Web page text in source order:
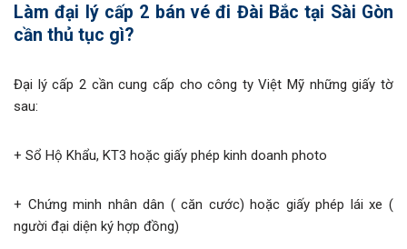
Làm đại lý cấp 2 bán vé đi Đài Bắc tại Sài Gòn
cần thủ tục gì?
Đại lý cấp 2 cần cung cấp cho công ty Việt Mỹ những giấy tờ
sau:
+ Sổ Hộ Khẩu, KT3 hoặc giấy phép kinh doanh photo
+ Chứng minh nhân dân ( căn cước) hoặc giấy phép lái xe (
người đại diện ký hợp đồng)